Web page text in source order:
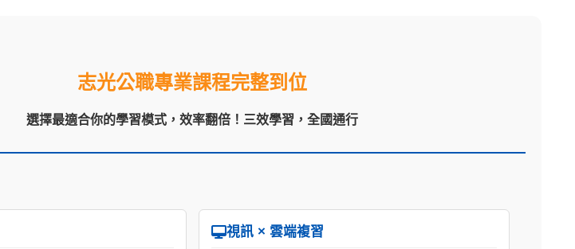
志光公職專業課程完整到位
選擇最適合你的學習模式，效率翻倍！三效學習，全國通行
視訊 × 雲端複習